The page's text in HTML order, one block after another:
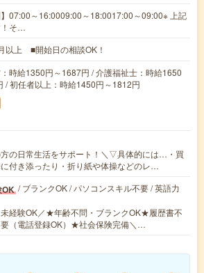
】07:00～16:0009:00～18:0017:00～09:00※ 上記
！そ…
以上 ■開始日の相談OK！
時給1350円～1687円 / 介護福祉士：時給1650
/ 初任者以上：時給1450円～1812円
方の日常生活をサポート！＼▽具体的には…・買
付き添ったり・折り紙や体操などのレ…
OK / ブランクOK / パソコンスキル不要 / 英語力
経験OK／★年齢不問・ブランクOK★履歴書不
（電話登録OK）★社会保険完備＼…